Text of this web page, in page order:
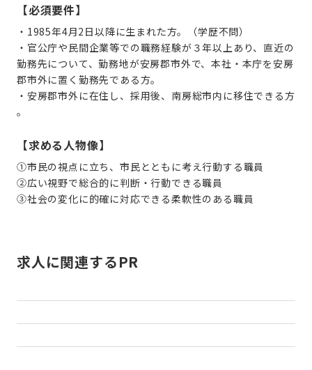
【必須要件】
・ 1985年4月2日以降に生まれた方。（学歴不問）
・官公庁や民間企業等での職務経験が３年以上あり、直近の
勤務先について、勤務地が安房郡市外で、本社・本庁を安房
郡市外に置く勤務先である方。
・安房郡市外に在住し、採用後、南房総市内に移住できる方
。
【求める人物像】
①市民の視点に立ち、市民とともに考え行動する職員
②広い視野で総合的に判断・行動できる職員
③社会の変化に的確に対応できる柔軟性のある職員
求人に関連するPR